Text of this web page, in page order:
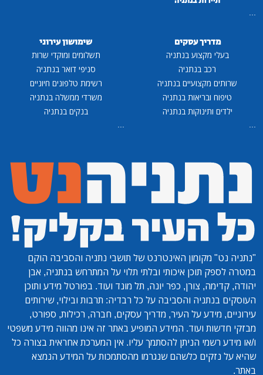
...
מדריך עסקים
בעלי מקצוע בנתניה
רכב בנתניה
שרותים מקצועיים בנתניה
טיפוח ובריאות בנתניה
ילדים ותינוקות בנתניה
...
שימושון עירוני
תשלומים ומוקדי שרות
סניפי דואר בנתניה
רשימת טלפונים חיוניים
משרדי ממשלה בנתניה
בנקים בנתניה
...
"נתניה נט" מקומון האינטרנט של תושבי נתניה והסביבה הוקם
במטרה לספק תוכן איכותי ובלתי תלוי על המתרחש בנתניה, אבן
יהודה, קדימה, צורן, כפר יונה, תל מונד ועוד. בפורטל מידע ותוכן
העוסקים בנתניה והסביבה על כל רבדיה: תרבות ובילוי, שירותים
עירוניים, מידע על העיר, מדריך עסקים, חברה, רכילות, ספורט,
מבזקי חדשות ועוד. המידע המופיע באתר זה אינו מהווה מידע משפטי
ו/או מידע רשמי הניתן להסתמך עליו. אין המערכת אחראית בצורה כל
שהיא על נזקים כלשהם שנגרמו מהסתמכות על המידע הנמצא
באתר.